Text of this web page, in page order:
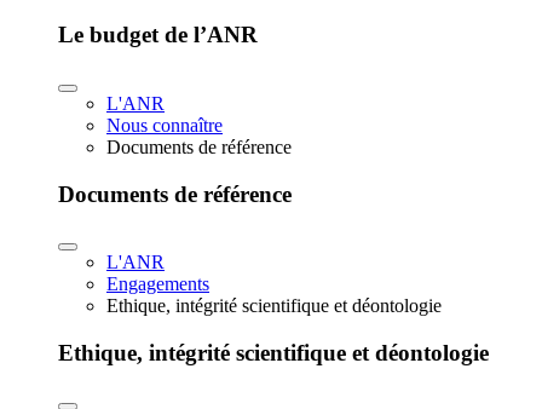
Le budget de l’ANR
L'ANR
Nous connaître
Documents de référence
Documents de référence
L'ANR
Engagements
Ethique, intégrité scientifique et déontologie
Ethique, intégrité scientifique et déontologie